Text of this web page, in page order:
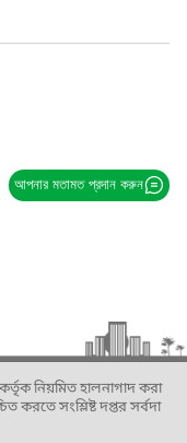
আপনার মতামত প্রদান করুন
নিয়মিত হালনাগাদ করা
করতে সংশ্লিষ্ট দপ্তর সর্বদা